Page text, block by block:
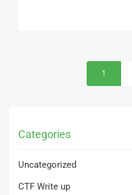
1
Categories
Uncategorized
CTF Write up